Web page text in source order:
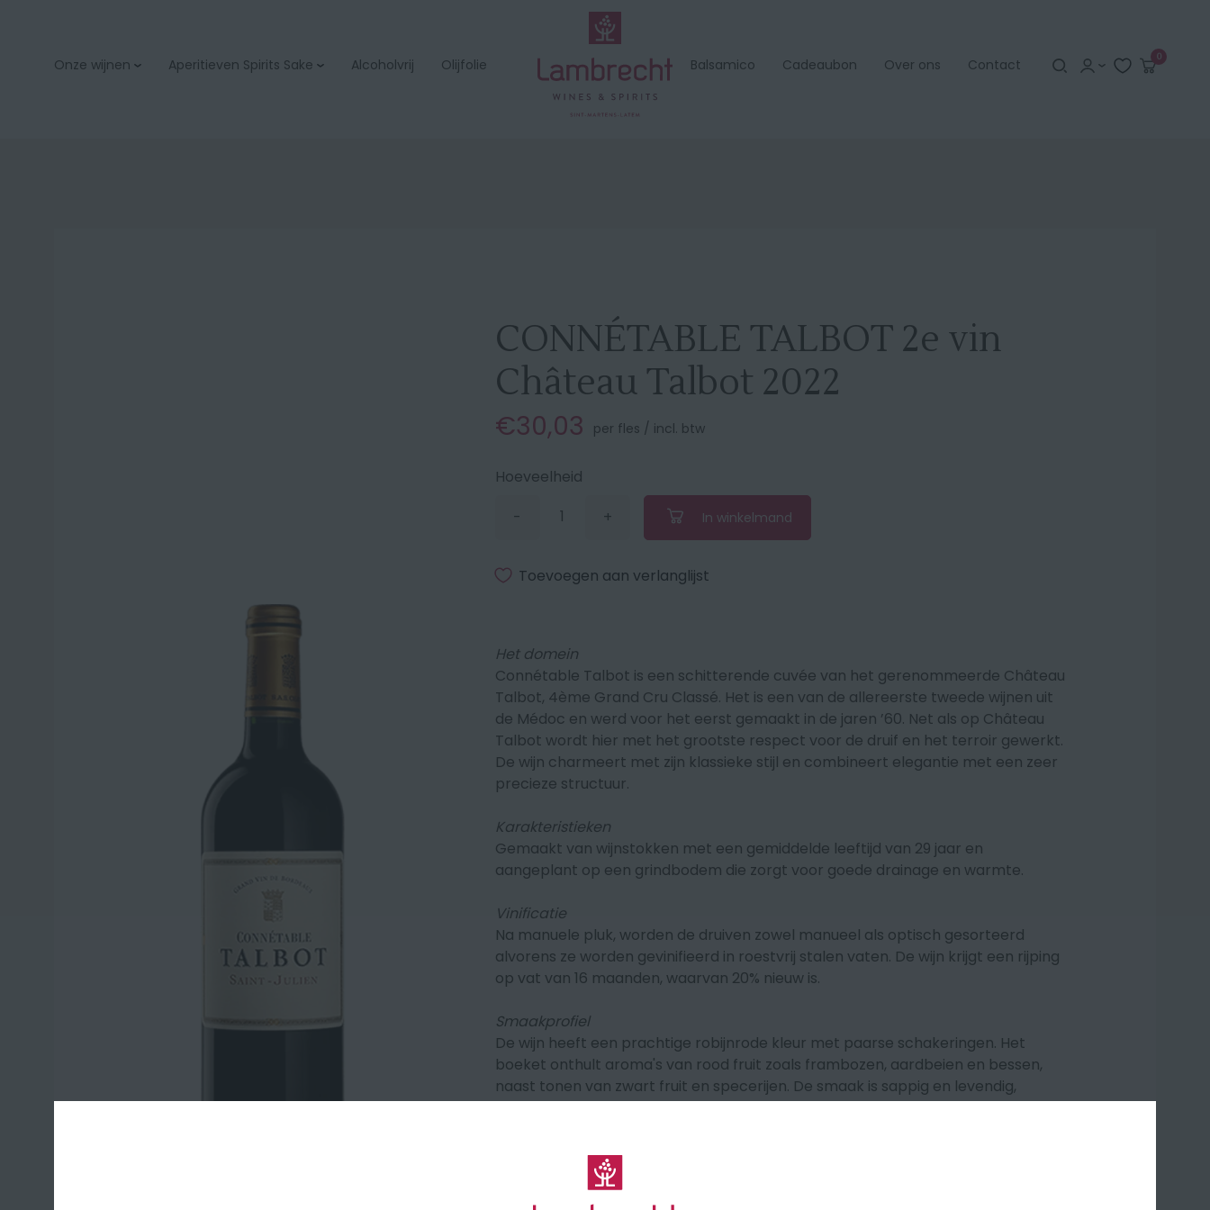
Onze wijnen Aperitieven Spirits Sake Alcoholvrij Olijfolie Balsamico Cadeaubon Over ons Contact SearchAanmelden
Vergeten?
0
CONNÉTABLE TALBOT 2e vin
Château Talbot 2022
€30,03 per fles / incl. btw
Hoeveelheid
-Verminder
met
+Vermeerder
1
In winkelmand
Toevoegen aan verlanglijst
Het domein
Connétable Talbot is een schitterende cuvée van het gerenommeerde Château
Talbot, 4ème Grand Cru Classé. Het is een van de allereerste tweede wijnen uit
de Médoc en werd voor het eerst gemaakt in de jaren ’60. Net als op Château
Talbot wordt hier met het grootste respect voor de druif en het terroir gewerkt.
De wijn charmeert met zijn klassieke stijl en combineert elegantie met een zeer
precieze structuur.
Karakteristieken
Gemaakt van wijnstokken met een gemiddelde leeftijd van 29 jaar en
aangeplant op een grindbodem die zorgt voor goede drainage en warmte.
Vinificatie
Na manuele pluk, worden de druiven zowel manueel als optisch gesorteerd
alvorens ze worden gevinifieerd in roestvrij stalen vaten. De wijn krijgt een rijping
op vat van 16 maanden, waarvan 20% nieuw is.
Smaakprofiel
De wijn heeft een prachtige robijnrode kleur met paarse schakeringen. Het
boeket onthult aroma's van rood fruit zoals frambozen, aardbeien en bessen,
naast tonen van zwart fruit en specerijen. De smaak is sappig en levendig,
gekenmerkt door fijne tannines en een verfrissende zuurgraad.
🍽 Serveer bij rood vlees, grillades en wild.
🎖️87-89 R. Parker - 93 J Suckling - 88 Vinous